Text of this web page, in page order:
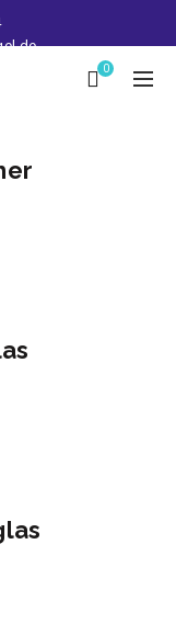
Wesseling
Uhr
0